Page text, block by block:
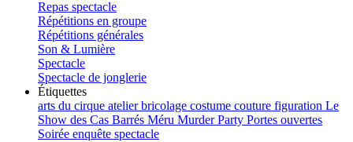
Repas spectacle
Répétitions en groupe
Répétitions générales
Son & Lumière
Spectacle
Spectacle de jonglerie
Étiquettes
arts du cirque atelierbricolage costume couture figuration Le
Show des Cas Barrés Méru Murder Party Portes ouvertes
Soirée enquête spectacle